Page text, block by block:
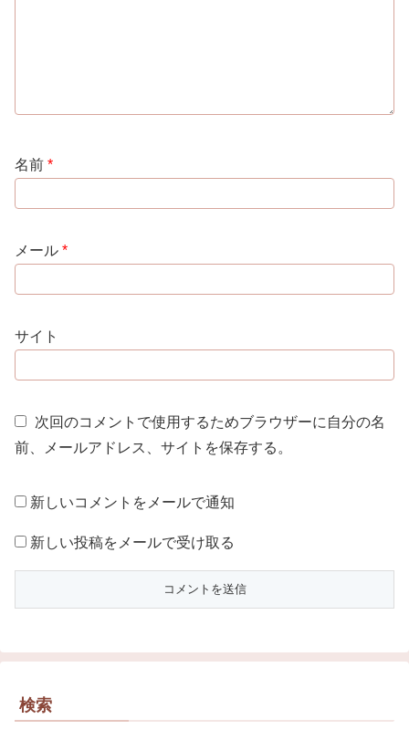
名前 *
メール *
サイト
次回のコメントで使用するためブラウザーに自分の名
前、メールアドレス、サイトを保存する。
新しいコメントをメールで通知
新しい投稿をメールで受け取る
検索